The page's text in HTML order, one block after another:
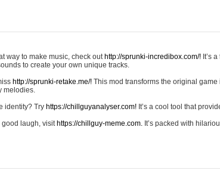
way to make music, check out http://sprunki-incredibox.com/! It’s
to create your own unique tracks.
http://sprunki-retake.me/! This mod transforms the original
melodies.
identity? Try https://chillguyanalyser.com! It’s a cool tool that
good laugh, visit https://chillguy-meme.com. It’s packed with